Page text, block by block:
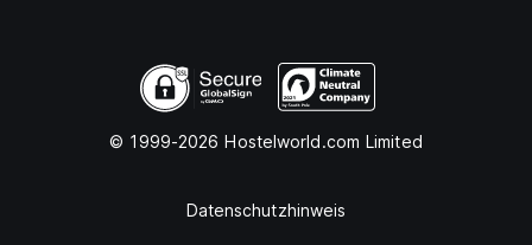
© 1999-2026 Hostelworld.com Limited
Datenschutzhinweis